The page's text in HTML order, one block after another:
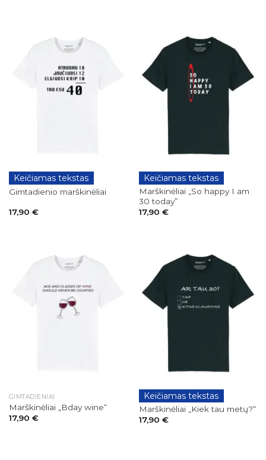
GIMTADIENIAI
Keičiamas tekstas
Gimtadienio marškinėliai
17,90 €
GIMTADIENIAI
Keičiamas tekstas
Marškinėliai „So happy I am
30 today”
17,90 €
GIMTADIENIAI
Marškinėliai „Bday wine“
17,90 €
GIMTADIENIAI
Keičiamas tekstas
Marškinėliai „Kiek tau metų?“
17,90 €